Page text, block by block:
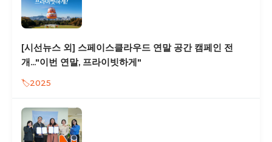
[시선뉴스 외] 스페이스클라우드 연말 공간 캠페인 전
개..."이번 연말, 프라이빗하게"
2025